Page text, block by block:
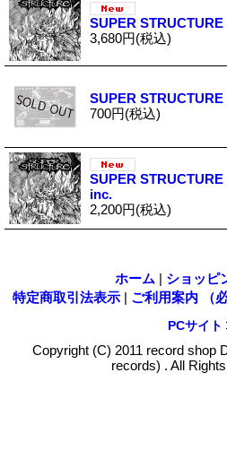
SUPER
3,680円(税込)
SUPER
700円(税込)
SUPER
inc.
2,200円(税込)
ホーム | ショッピ
特定商取引法表示 | ご利用案内 （
PCサイト
Copyright (C) 2011 record shop
records) . All